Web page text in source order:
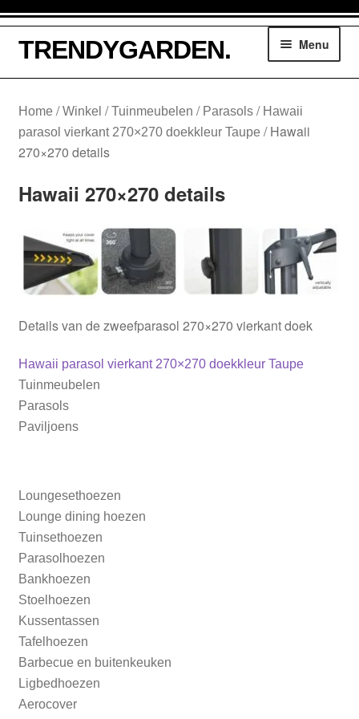
door
naar
naar
de
TRENDYGARDEN. Menu
Tuinmeubelen
Parasols
Loungesethoezen
Lounge dining hoezen
Tafelhoezen
Barbecue en buitenkeuken
Home /Winkel /Tuinmeubelen / Parasols/ Hawaii
parasol vierkant 270×270 doekkleur Taupe /Hawaii
270×270 details
Hawaii 270×270 details
Details van de zweefparasol 270×270 vierkant doek
Bericht
navigatie
Vorig
bericht:
Hawaii parasol vierkant 270×270 doekkleur Taupe
Tuinmeubelen
Parasols
Paviljoens
Loungesethoezen
Lounge dining hoezen
Tuinsethoezen
Parasolhoezen
Bankhoezen
Stoelhoezen
Kussentassen
Tafelhoezen
Barbecue en buitenkeuken
Ligbedhoezen
Aerocover